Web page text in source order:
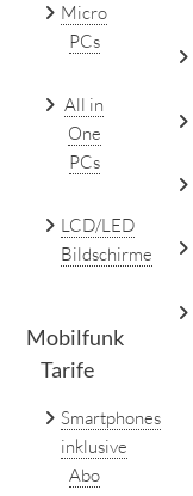
Micro
PCs
All in
One
PCs
LCD/LED
Bildschirme
Mobilfunk
Tarife
Smartphones
inklusive
Abo